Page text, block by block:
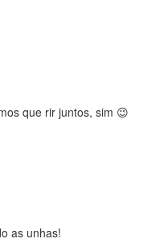
que rir juntos, sim 😉
as unhas!